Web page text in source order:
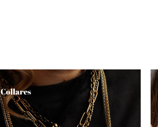
Collares